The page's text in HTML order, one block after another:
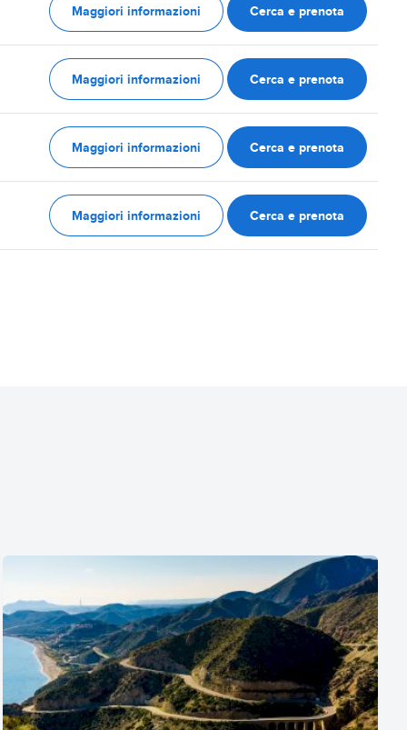
Maggiori informazioni Cerca e prenota
Maggiori informazioni Cerca e prenota
Maggiori informazioni Cerca e prenota
Maggiori informazioni Cerca e prenota